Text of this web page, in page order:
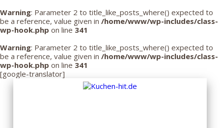
Warning: Parameter 2 to title_like_posts_where() expected to
be a reference, value given in /home/www/wp-includes/class-
wp-hook.php on line 341
Warning: Parameter 2 to title_like_posts_where() expected to
be a reference, value given in /home/www/wp-includes/class-
wp-hook.php on line 341
[google-translator]